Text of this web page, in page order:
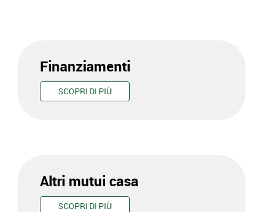
Finanziamenti
SCOPRI DI PIÙ
Altri mutui casa
SCOPRI DI PIÙ